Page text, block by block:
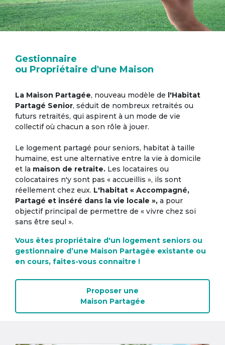
Gestionnaire
ou Propriétaire d'une Maison
La Maison Partagée, nouveau modèle de l'Habitat
Partagé Senior, séduit de nombreux retraités ou
futurs retraités, qui aspirent à un mode de vie
collectif où chacun a son rôle à jouer.
Le logement partagé pour seniors, habitat à taille
humaine, est une alternative entre la vie à domicile
et la maison de retraite. Les locataires ou
colocataires n'y sont pas « accueillis », ils sont
réellement chez eux. L'habitat « Accompagné,
Partagé et inséré dans la vie locale », a pour
objectif principal de permettre de « vivre chez soi
sans être seul ».
Vous êtes propriétaire d'un logement seniors ou
gestionnaire d’une Maison Partagée existante ou
en cours, faites-vous connaître !
Proposer une
Maison Partagée